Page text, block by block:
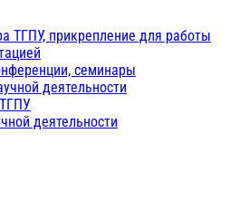
ТГПУ, прикрепление для работы
семинары
деятельности
деятельности